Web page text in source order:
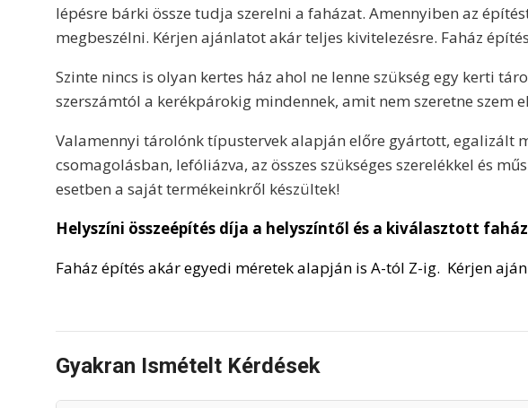
lépésre bárki össze tudja szerelni a faházat. Amennyiben az
megbeszélni. Kérjen ajánlatot akár teljes kivitelezésre. Faház
Szinte nincs is olyan kertes ház ahol ne lenne szükség egy kerti
szerszámtól a kerékpárokig mindennek, amit nem szeretne szem
Valamennyi tárolónk típustervek alapján előre gyártott, egalizált
csomagolásban, lefóliázva, az összes szükséges szerelékkel és
esetben a saját termékeinkről készültek!
Helyszíni összeépítés díja a helyszíntől és a kiválasztott
Faház építés akár egyedi méretek alapján is A-tól Z-ig. Kérjen
Gyakran Ismételt Kérdések